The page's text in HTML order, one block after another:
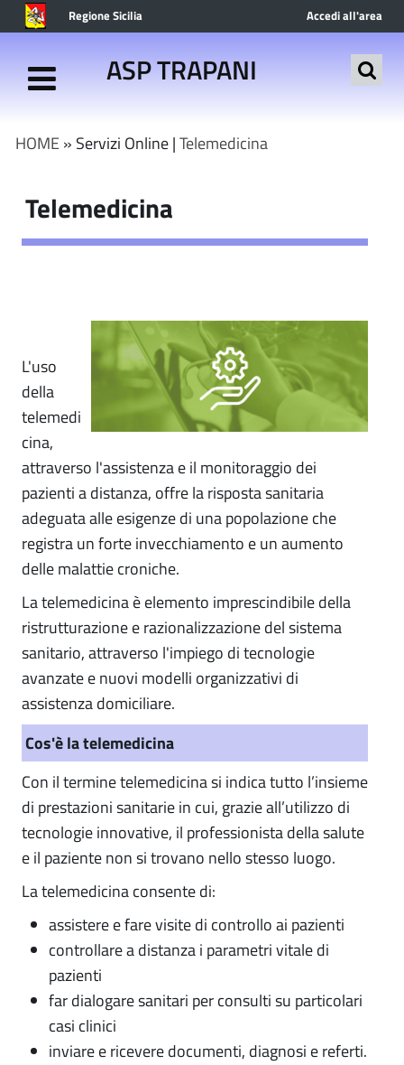
Regione Sicilia
Accedi all'area
ASP TRAPANI
HOME » Servizi Online |Telemedicina
Telemedicina
L'uso
della
telemedi
cina,
attraverso l'assistenza e il monitoraggio dei
pazienti a distanza, offre la risposta sanitaria
adeguata alle esigenze di una popolazione che
registra un forte invecchiamento e un aumento
delle malattie croniche.
La telemedicina è elemento imprescindibile della
ristrutturazione e razionalizzazione del sistema
sanitario, attraverso l'impiego di tecnologie
avanzate e nuovi modelli organizzativi di
assistenza domiciliare.
Cos'è la telemedicina
Con il termine telemedicina si indica tutto l’insieme
di prestazioni sanitarie in cui, grazie all’utilizzo di
tecnologie innovative, il professionista della salute
e il paziente non si trovano nello stesso luogo.
La telemedicina consente di:
assistere e fare visite di controllo ai pazienti
controllare a distanza i parametri vitale di
pazienti
far dialogare sanitari per consulti su particolari
casi clinici
inviare e ricevere documenti, diagnosi e referti.